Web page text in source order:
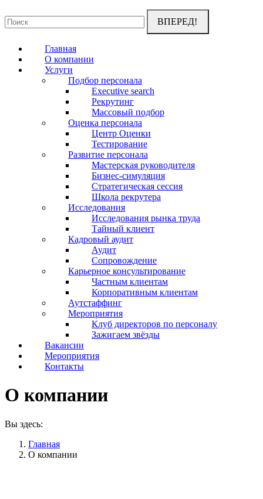
Поиск:
Главная
О компании
Услуги
Подбор персонала
Executive search
Рекрутинг
Массовый подбор
Оценка персонала
Центр Оценки
Тестирование
Развитие персонала
Мастерская руководителя
Бизнес-симуляция
Стратегическая сессия
Школа рекрутера
Исследования
Исследования рынка труда
Тайный клиент
Кадровый аудит
Аудит
Сопровождение
Карьерное консультирование
Частным клиентам
Корпоративным клиентам
Аутстаффинг
Мероприятия
Клуб директоров по персоналу
Зажигаем звёзды
Вакансии
Мероприятия
Контакты
О компании
Вы здесь:
Главная
О компании